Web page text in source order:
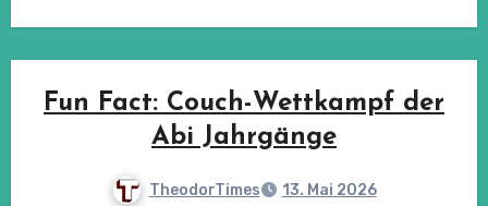
Fun Fact: Couch-Wettkampf der
Abi Jahrgänge
TheodorTimes 13. Mai 2026